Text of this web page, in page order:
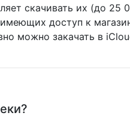
скачивать их (до 25
доступ к
можно закачать в